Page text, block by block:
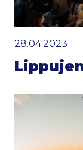
28.04.2023